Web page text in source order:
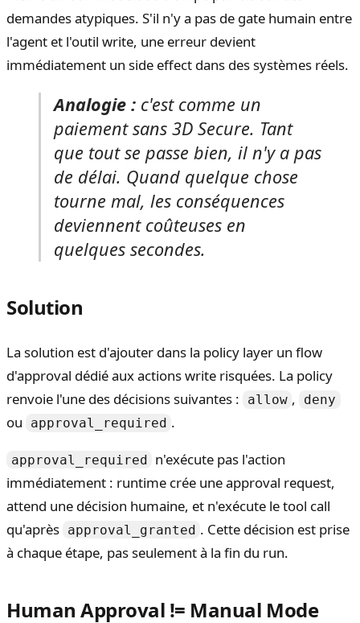
demandes atypiques. S'il n'y a pas de gate humain entre
l'agent et l'outil write, une erreur devient
immédiatement un side effect dans des systèmes réels.
Analogie : c'est comme un
paiement sans 3D Secure. Tant
que tout se passe bien, il n'y a pas
de délai. Quand quelque chose
tourne mal, les conséquences
deviennent coûteuses en
quelques secondes.
Solution
La solution est d'ajouter dans la policy layer un flow
d'approval dédié aux actions write risquées. La policy
renvoie l'une des décisions suivantes :
allow , deny
ou approval_required .
approval_required n'exécute pas l'action
immédiatement : runtime crée une approval request,
attend une décision humaine, et n'exécute le tool call
qu'après approval_granted . Cette décision est prise
à chaque étape, pas seulement à la fin du run.
Human Approval != Manual Mode